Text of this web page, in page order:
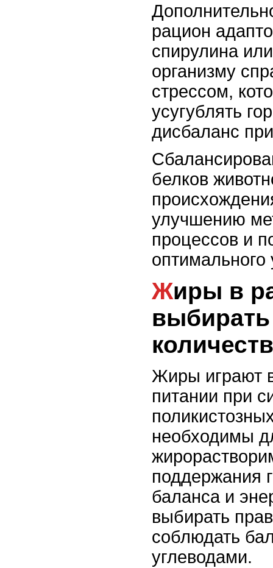
рацион
спирулина
организму
стрессом,
усугублять
дисбаланс
белков
улучшению
процессов и
оптимального
Жиры в рационе: какие
Жиры играют
питании при
необходимы
поддержания
баланса и
выбирать
соблюдать
углеводами.